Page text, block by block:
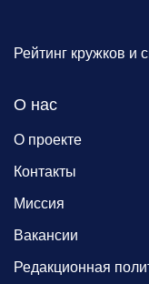
Рейтинг кружков и
О нас
О проекте
Контакты
Миссия
Вакансии
Редакционная